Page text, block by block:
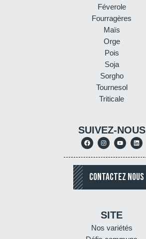
Féverole
Fourragères
Maïs
Orge
Pois
Soja
Sorgho
Tournesol
Triticale
SUIVEZ-NOUS
CONTACTEZ NOUS
SITE
Nos variétés